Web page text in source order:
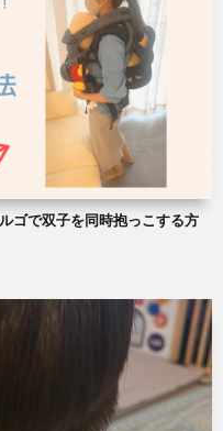
ゴで双子を同時抱っこする方